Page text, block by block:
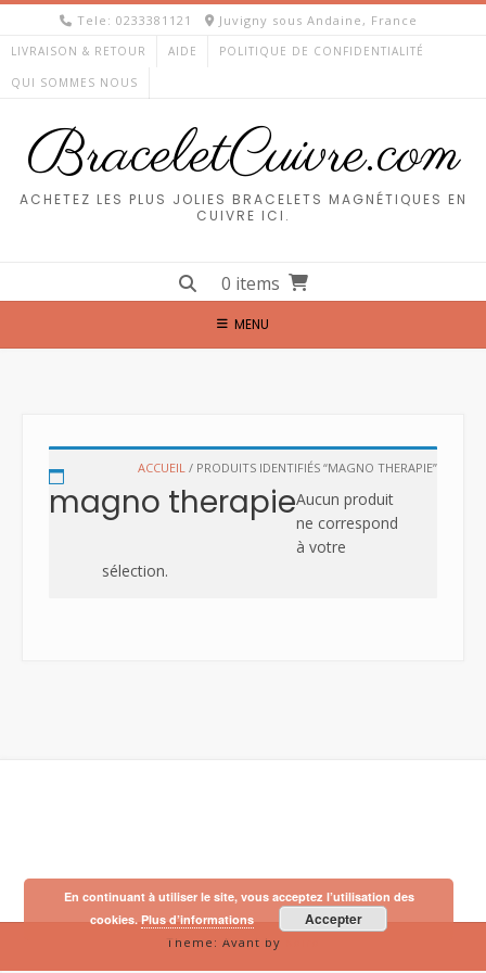
Skip
content
Tele: 0233381121 Juvigny sous Andaine, France
LIVRAISON & RETOUR AIDE POLITIQUE DE CONFIDENTIALITÉ
QUI SOMMES NOUS
BraceletCuivre.com
ACHETEZ LES PLUS JOLIES BRACELETS MAGNÉTIQUES EN
CUIVRE ICI.
0 items
MENU
ACCUEIL / PRODUITS IDENTIFIÉS “MAGNO THERAPIE”
magno therapieAucun produit
ne correspond
à votre
sélection.
Theme: Avant by
En continuant à utiliser le site, vous acceptez l’utilisation des
cookies.Plus d’informations Accepter